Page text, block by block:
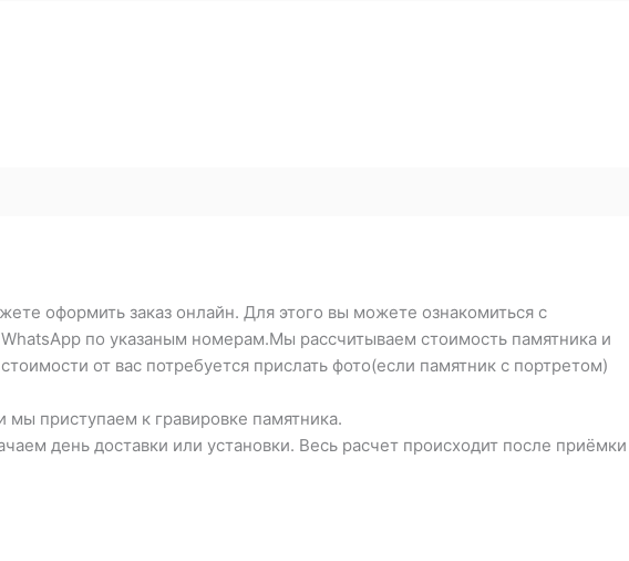
оформить заказ онлайн. Для этого вы можете ознакомиться с
по указаным номерам.Мы рассчитываем стоимость памятника и
от вас потребуется прислать фото(если памятник с портретом)
приступаем к гравировке памятника.
день доставки или установки. Весь расчет происходит после приёмки